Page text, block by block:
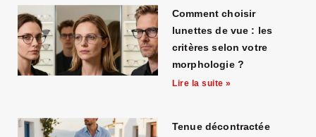
Comment choisir
lunettes de vue : les
critères selon votre
morphologie ?
Lire la suite »
Tenue décontractée